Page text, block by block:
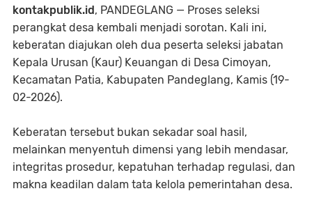
kontakpublik.id , PANDEGLANG — Proses seleksi
perangkat desa kembali menjadi sorotan. Kali ini,
keberatan diajukan oleh dua peserta seleksi jabatan
Kepala Urusan (Kaur) Keuangan di Desa Cimoyan,
Kecamatan Patia, Kabupaten Pandeglang, Kamis (19-
02-2026).
Keberatan tersebut bukan sekadar soal hasil,
melainkan menyentuh dimensi yang lebih mendasar,
integritas prosedur, kepatuhan terhadap regulasi, dan
makna keadilan dalam tata kelola pemerintahan desa.